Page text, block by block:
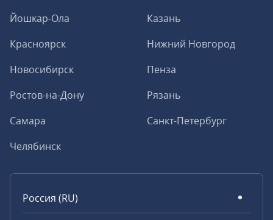
Йошкар-Ола
Казань
Красноярск
Нижний Новгород
Новосибирск
Пенза
Ростов-на-Дону
Рязань
Самара
Санкт-Петербург
Челябинск
Россия (RU)